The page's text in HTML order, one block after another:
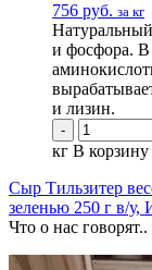
756 руб. за кг
и фосфора. В
и лизин.
кг В корзину
Сыр Тильзитер
зеленью 250 г в/
Что о нас говорят..